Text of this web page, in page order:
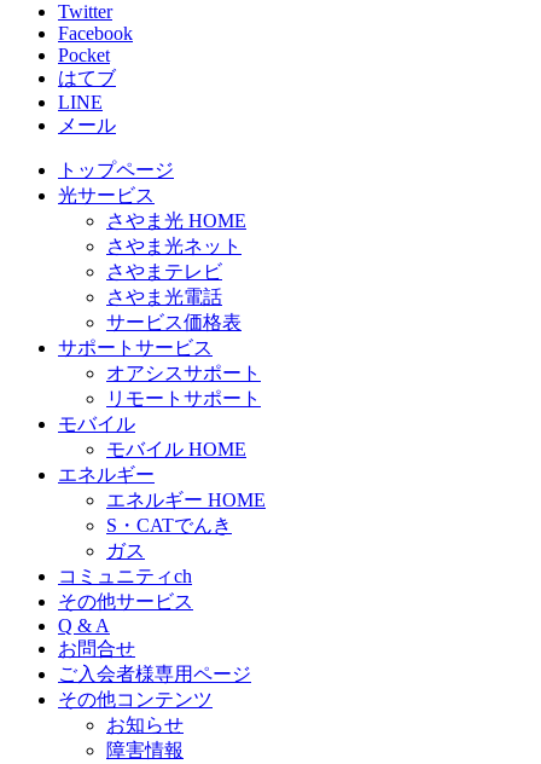
Twitter
Facebook
Pocket
はてブ
LINE
メール
トップページ
光サービス
さやま光 HOME
さやま光ネット
さやまテレビ
さやま光電話
サービス価格表
サポートサービス
オアシスサポート
リモートサポート
モバイル
モバイル HOME
エネルギー
エネルギー HOME
S・CATでんき
ガス
コミュニティch
その他サービス
Q & A
お問合せ
ご入会者様専用ページ
その他コンテンツ
お知らせ
障害情報